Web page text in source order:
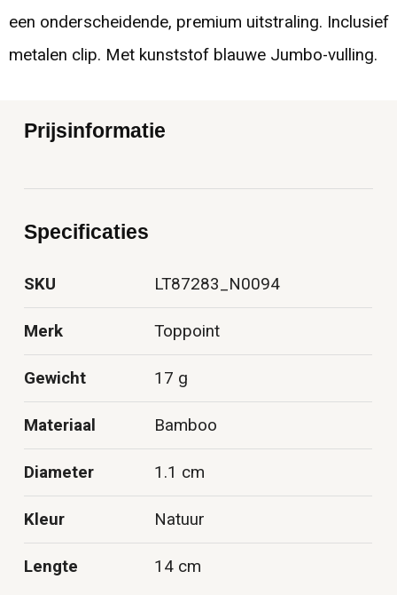
een onderscheidende, premium uitstraling. Inclusief
metalen clip. Met kunststof blauwe Jumbo-vulling.
Prijsinformatie
Specificaties
SKU LT87283_N0094
Merk Toppoint
Gewicht 17 g
Materiaal Bamboo
Diameter 1.1 cm
Kleur Natuur
Lengte 14 cm